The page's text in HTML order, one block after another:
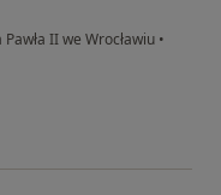
II we Wrocławiu •